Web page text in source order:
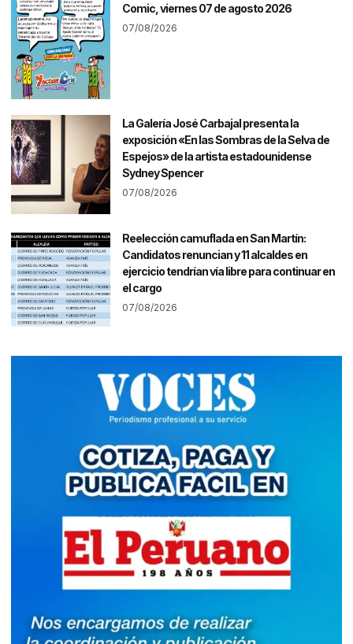
Comic, viernes 07 de agosto 2026
07/08/2026
La Galería José Carbajal presenta la
exposición «En las Sombras de la Selva de
Espejos» de la artista estadounidense
Sydney Spencer
07/08/2026
Reelección camuflada en San Martín:
Candidatos renuncian y 11 alcaldes en
ejercicio tendrían vía libre para continuar en
el cargo
07/08/2026